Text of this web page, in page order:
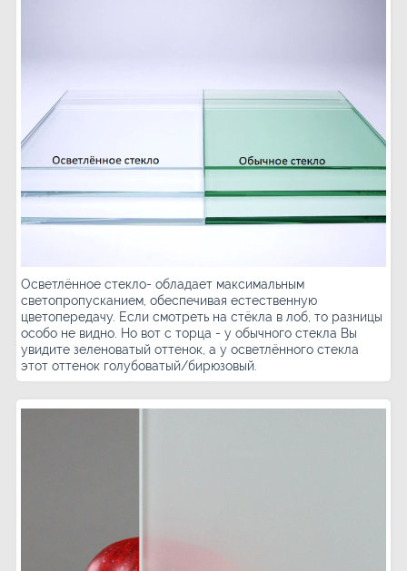
Осветлённое стекло- обладает максимальным
светопропусканием, обеспечивая естественную
цветопередачу. Если смотреть на стёкла в лоб, то разницы
особо не видно. Но вот с торца - у обычного стекла Вы
увидите зеленоватый оттенок, а у осветлённого стекла
этот оттенок голубоватый/бирюзовый.